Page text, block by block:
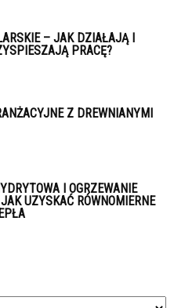
– JAK DZIAŁAJĄ I
PRACĘ?
Z DREWNIANYMI
I OGRZEWANIE
UZYSKAĆ RÓWNOMIERNE